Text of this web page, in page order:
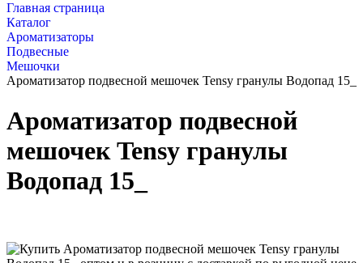
Главная страница
Каталог
Ароматизаторы
Подвесные
Мешочки
Ароматизатор подвесной мешочек Tensy гранулы Водопад 15_
Ароматизатор подвесной
мешочек Tensy гранулы
Водопад 15_